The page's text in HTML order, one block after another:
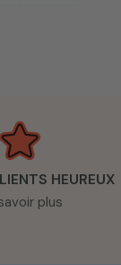
influe sur
Nos
de
ou
HEUREUX
plus